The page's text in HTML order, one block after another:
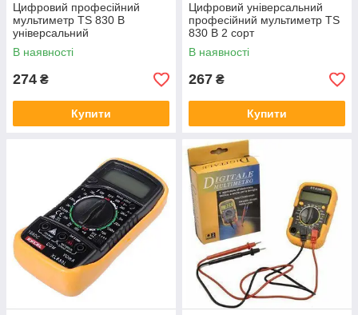
Цифровий професійний
мультиметр TS 830 B
універсальний
В наявності
274 ₴
Купити
Цифровий універсальний
професійний мультиметр TS
830 B 2 сорт
В наявності
267 ₴
Купити